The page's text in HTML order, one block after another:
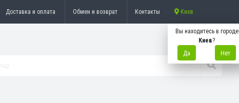
Доставка и оплата Обмен и возврат Контакты Киев
Вы находитесь в городе
Киев?
Да
Нет